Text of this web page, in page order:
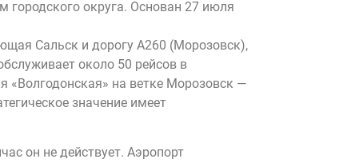
городского округа. Основан 27 июля
Сальск и дорогу А260 (Морозовск),
около 50 рейсов в
«Волгодонская» на ветке Морозовск —
значение имеет
он не действует. Аэропорт